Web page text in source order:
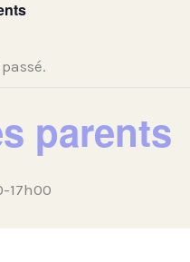
parents
-17h00